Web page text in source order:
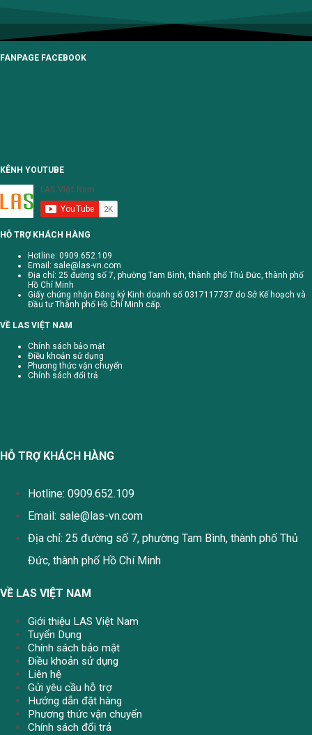
FANPAGE FACEBOOK
KÊNH YOUTUBE
HỖ TRỢ KHÁCH HÀNG
Hotline: 0909.652.109
Email: sale@las-vn.com
Địa chỉ: 25 đường số 7, phường Tam Bình, thành phố Thủ Đức, thành phố
Hồ Chí Minh
Giấy chứng nhận Đăng ký Kinh doanh số 0317117737 do Sở Kế hoạch và
Đầu tư Thành phố Hồ Chí Minh cấp.
VỀ LAS VIỆT NAM
Chính sách bảo mật
Điều khoản sử dụng
Phương thức vận chuyển
Chính sách đổi trả
HỖ TRỢ KHÁCH HÀNG
Hotline: 0909.652.109
Email: sale@las-vn.com
Địa chỉ: 25 đường số 7, phường Tam Bình, thành phố Thủ
Đức, thành phố Hồ Chí Minh
VỀ LAS VIỆT NAM
Giới thiệu LAS Việt Nam
Tuyển Dụng
Chính sách bảo mật
Điều khoản sử dụng
Liên hệ
Gửi yêu cầu hỗ trợ
Hướng dẫn đặt hàng
Phương thức vận chuyển
Chính sách đổi trả